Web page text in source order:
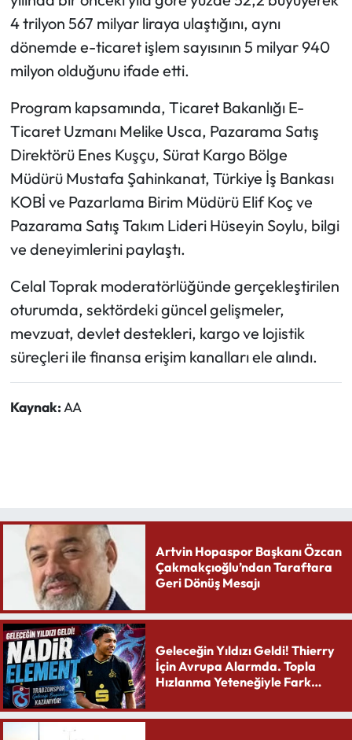
4 trilyon 567 milyar liraya ulaştığını, aynı
dönemde e-ticaret işlem sayısının 5 milyar 940
milyon olduğunu ifade etti.
Program kapsamında, Ticaret Bakanlığı E-
Ticaret Uzmanı Melike Usca, Pazarama Satış
Direktörü Enes Kuşçu, Sürat Kargo Bölge
Müdürü Mustafa Şahinkanat, Türkiye İş Bankası
KOBİ ve Pazarlama Birim Müdürü Elif Koç ve
Pazarama Satış Takım Lideri Hüseyin Soylu, bilgi
ve deneyimlerini paylaştı.
Celal Toprak moderatörlüğünde gerçekleştirilen
oturumda, sektördeki güncel gelişmeler,
mevzuat, devlet destekleri, kargo ve lojistik
süreçleri ile finansa erişim kanalları ele alındı.
Kaynak:AA
Artvin Hopaspor Başkanı Özcan
Çakmakçıoğlu’ndan Taraftara
Geri Dönüş Mesajı
Geleceğin Yıldızı Geldi! Thierry
İçin Avrupa Alarmda. Topla
Hızlanma Yeteneğiyle Fark